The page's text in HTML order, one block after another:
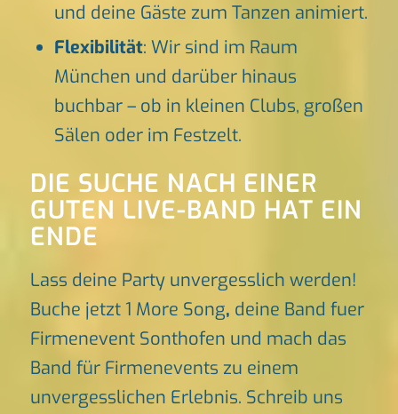
und deine Gäste zum Tanzen animiert.
Flexibilität: Wir sind im Raum
München und darüber hinaus
buchbar – ob in kleinen Clubs, großen
Sälen oder im Festzelt.
DIE SUCHE NACH EINER
GUTEN LIVE-BAND HAT EIN
ENDE
Lass deine Party unvergesslich werden!
Buche jetzt 1 More Song, deine Band fuer
Firmenevent Sonthofen und mach das
Band für Firmenevents zu einem
unvergesslichen Erlebnis. Schreib uns